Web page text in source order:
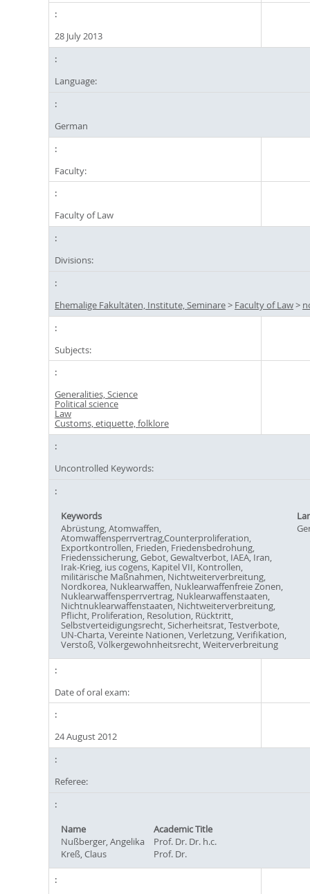
28 July 2013
Language:
German
Faculty:
Faculty of Law
Divisions:
Ehemalige Fakultäten, Institute, Seminare> Faculty of Law>
Subjects:
Generalities, Science
Political science
Law
Customs, etiquette, folklore
Uncontrolled Keywords:
Keywords
Abrüstung, Atomwaffen,
Atomwaffensperrvertrag,Counterproliferation,
Exportkontrollen, Frieden, Friedensbedrohung,
Friedenssicherung, Gebot, Gewaltverbot, IAEA, Iran,
Irak-Krieg, ius cogens, Kapitel VII, Kontrollen,
militärische Maßnahmen, Nichtweiterverbreitung,
Nordkorea, Nuklearwaffen, Nuklearwaffenfreie Zonen,
Nuklearwaffensperrvertrag, Nuklearwaffenstaaten,
Nichtnuklearwaffenstaaten, Nichtweiterverbreitung,
Pflicht, Proliferation, Resolution, Rücktritt,
Selbstverteidigungsrecht, Sicherheitsrat, Testverbote,
UN-Charta, Vereinte Nationen, Verletzung, Verifikation,
Verstoß, Völkergewohnheitsrecht, Weiterverbreitung
Date of oral exam:
24 August 2012
Referee:
Name
Academic Title
Nußberger, Angelika
Prof. Dr. Dr. h.c.
Kreß, Claus
Prof. Dr.